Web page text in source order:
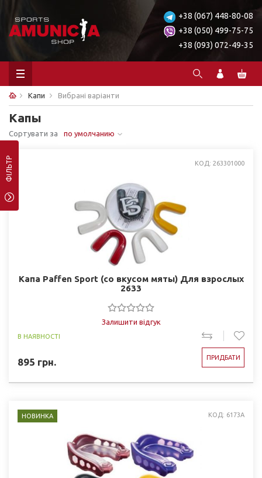
+38 (067) 448-80-08
+38 (050) 499-75-75
+38 (093) 072-49-35
Капи Вибрані варіанти
Капы
Сортувати за по умолчанию
ФІЛЬТР КОД: 263301000
Капа Paffen Sport (со вкусом мяты) Для взрослых
2633
Залишити відгук
В НАЯВНОСТІ
895 грн. ПРИДБАТИ
НОВИНКА КОД: 6173A